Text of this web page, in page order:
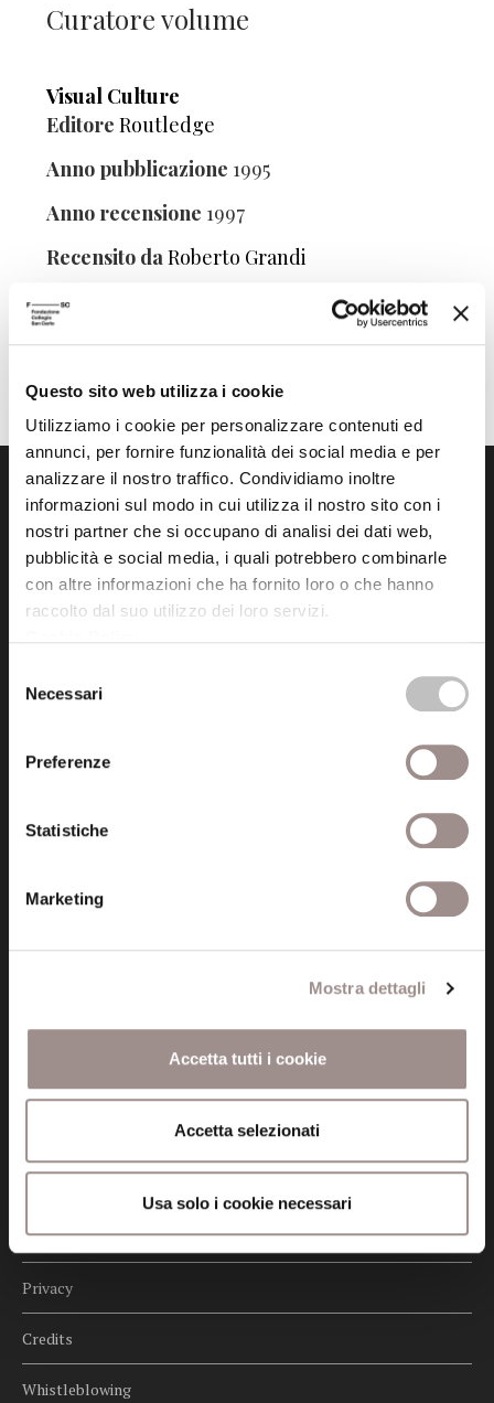
Questo sito web utilizza i cookie
Utilizziamo i cookie per personalizzare contenuti ed
annunci, per fornire funzionalità dei social media e per
analizzare il nostro traffico. Condividiamo inoltre
informazioni sul modo in cui utilizza il nostro sito con i
nostri partner che si occupano di analisi dei dati web,
pubblicità e social media, i quali potrebbero combinarle
con altre informazioni che ha fornito loro o che hanno
raccolto dal suo utilizzo dei loro servizi.
delNecessari
Preferenze
Statistiche
Marketing
Mostra dettagli
Accetta tutti i cookie
Accetta selezionati
Usa solo i cookie necessari
Curatore volume
Visual Culture
Editore Routledge
Anno pubblicazione 1995
Anno recensione 1997
Recensito daRoberto Grandi
Fondazione Collegio San Carlo
fondazionecollegiosancarlo@legalmail.it
Informazioni
Amministrazione trasparente
Cookie policy
Privacy
Credits
Whistleblowing